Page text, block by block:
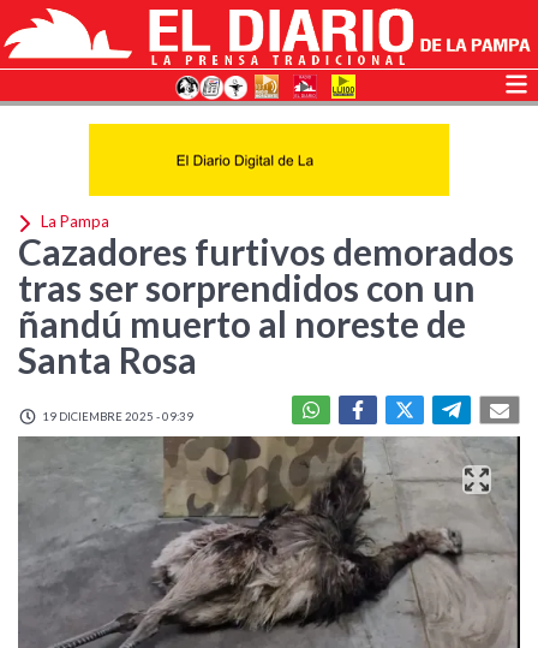
La Pampa
Cazadores furtivos demorados
tras ser sorprendidos con un
ñandú muerto al noreste de
Santa Rosa
19 DICIEMBRE 2025 - 09:39